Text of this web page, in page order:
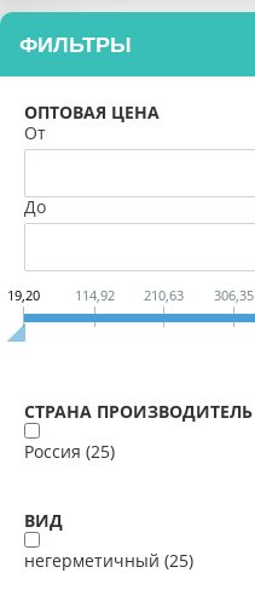
ФИЛЬТРЫ
ОПТОВАЯ ЦЕНА
От
До
19,20 114,92 210,63 306,35
СТРАНА ПРОИЗВОДИТЕЛЬ
Россия (25)
ВИД
негерметичный (25)